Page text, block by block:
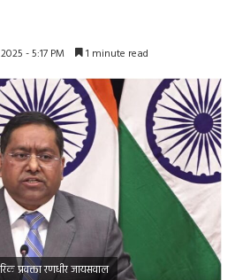
- 5:17 PM 1 minute read
प्रवक्ता रणधीर जायसवाल